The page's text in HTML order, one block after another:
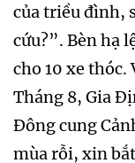
của triều đình,
cứu?”. Bèn hạ
cho 10 xe
Tháng 8, Gia
Đông cung
mùa rỗi, xin